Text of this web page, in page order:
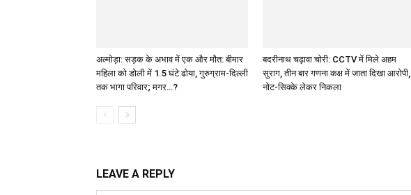
अल्मोड़ा: सड़क के अभाव में एक और मौत: बीमार
महिला को डोली में 1.5 घंटे ढोया, गुरुग्राम-दिल्ली
तक भागा परिवार; मगर…?
बदरीनाथ चढ़ावा चोरी: CCTV में मिले अहम
सुराग, तीन बार गणना कक्ष में जाता दिखा आरोपी,
नोट-सिक्के लेकर निकला
LEAVE A REPLY